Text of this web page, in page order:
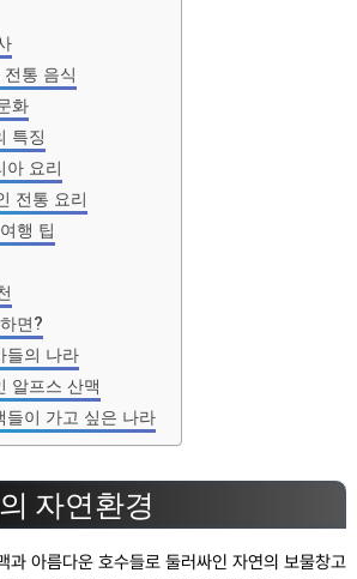
통 음식
화
특징
아 요리
전통 요리
행 팁
면?
들의 나라
알프스 산맥
들이 가고 싶은 나라
자연환경
과 아름다운 호수들로 둘러싸인 자연의 보물창고